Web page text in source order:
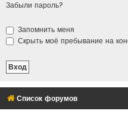
Забыли пароль?
Запомнить меня
Скрыть моё пребывание на
Список форумов